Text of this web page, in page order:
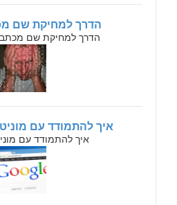
הדרך למחיקת שם
הדרך למחיקת שם מכתבה
איך להתמודד עם
איך להתמודד עם